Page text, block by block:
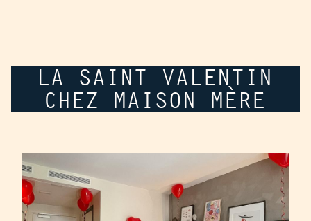
LA SAINT VALENTIN
CHEZ MAISON MÈRE